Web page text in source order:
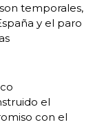
temporales,
y el paro
el
con el